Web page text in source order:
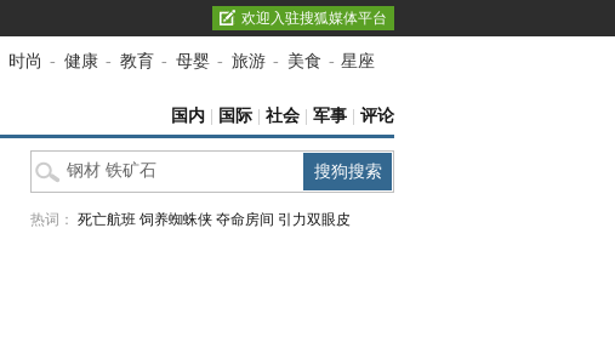
欢迎入驻搜狐媒体平台
时尚 - 健康 - 教育 - 母婴 - 旅游 - 美食 - 星座
国内 国际 社会 军事 评论
热词： 死亡航班 饲养蜘蛛侠 夺命房间 引力双眼皮